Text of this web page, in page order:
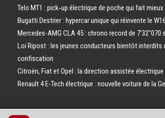
Telo MT1 : pick‑up électrique de poche qui fait
Bugatti Destrier : hypercar unique qui réinvente le
Mercedes-AMG CLA 45 : chrono record de 7’32″070
Loi Ripost : les jeunes conducteurs bientôt interdits
confiscation
Citroën, Fiat et Opel : la direction assistée
Renault 4 E-Tech électrique : nouvelle voiture de la